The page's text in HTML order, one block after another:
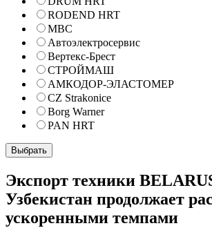
RODEND HRT
МВС
Автоэлектросервис
Вертекс-Брест
СТРОЙМАШ
АМКОДОР-ЭЛАСТОМЕР
CZ Strakonice
Borg Warner
PAN HRT
Экспорт техники
Узбекистан продолжает
ускоренными темпами